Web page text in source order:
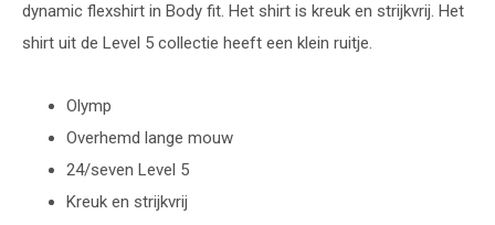
dynamic flexshirt in Body fit. Het shirt is kreuk en strijkvrij. Het
shirt uit de Level 5 collectie heeft een klein ruitje.
Olymp
Overhemd lange mouw
24/seven Level 5
Kreuk en strijkvrij